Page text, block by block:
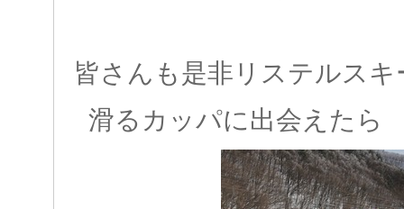
皆さんも是非リステルス
滑るカッパに出会えた